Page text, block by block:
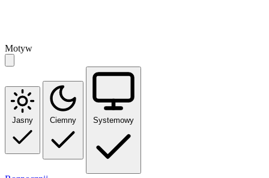
Motyw
Jasny Ciemny Systemowy